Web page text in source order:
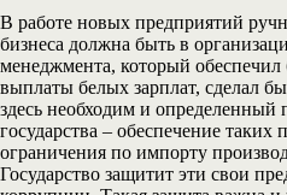
В работе новых предприятий
бизнеса должна быть в
менеджмента, который обеспечил
выплаты белых зарплат, сделал
здесь необходим и определенный
государства – обеспечение таких
ограничения по импорту
Государство защитит эти свои